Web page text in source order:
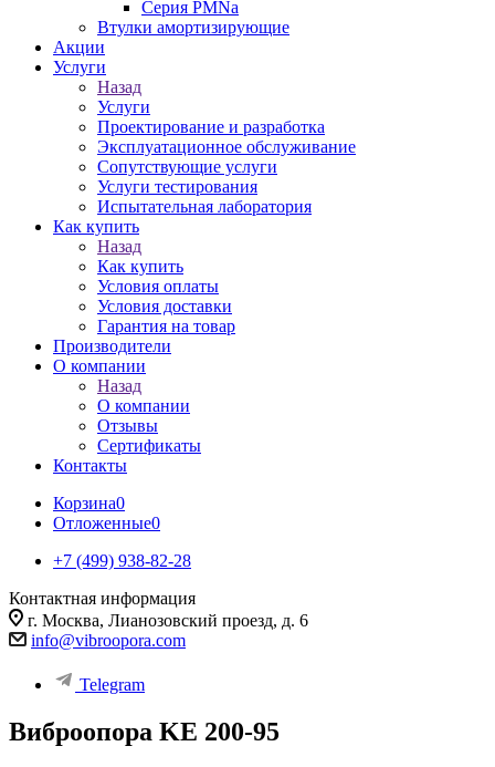
Серия PMNa
Втулки амортизирующие
Акции
Услуги
Назад
Услуги
Проектирование и разработка
Эксплуатационное обслуживание
Сопутствующие услуги
Услуги тестирования
Испытательная лаборатория
Как купить
Назад
Как купить
Условия оплаты
Условия доставки
Гарантия на товар
Производители
О компании
Назад
О компании
Отзывы
Сертификаты
Контакты
Корзина0
Отложенные0
+7 (499) 938-82-28
Контактная информация
г. Москва, Лианозовский проезд, д. 6
info@vibroopora.com
Telegram
Виброопора KE 200-95